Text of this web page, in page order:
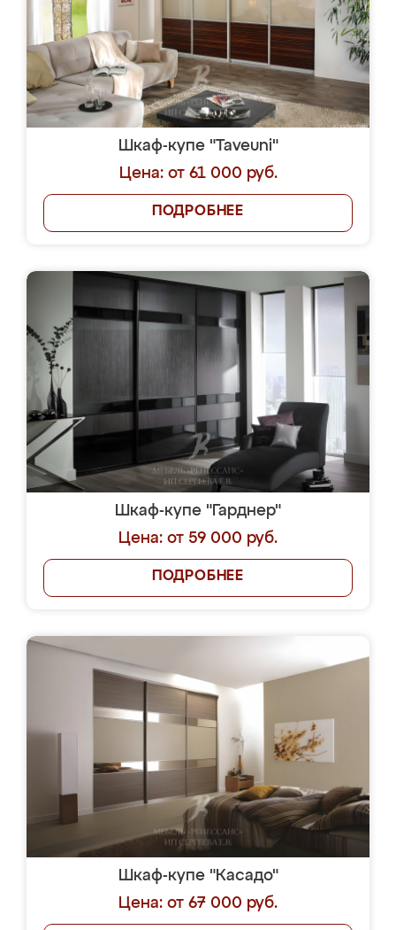
Шкаф-купе "Taveuni"
Цена: от 61 000 руб.
ПОДРОБНЕЕ
Шкаф-купе "Гарднер"
Цена: от 59 000 руб.
ПОДРОБНЕЕ
Шкаф-купе "Касадо"
Цена: от 67 000 руб.